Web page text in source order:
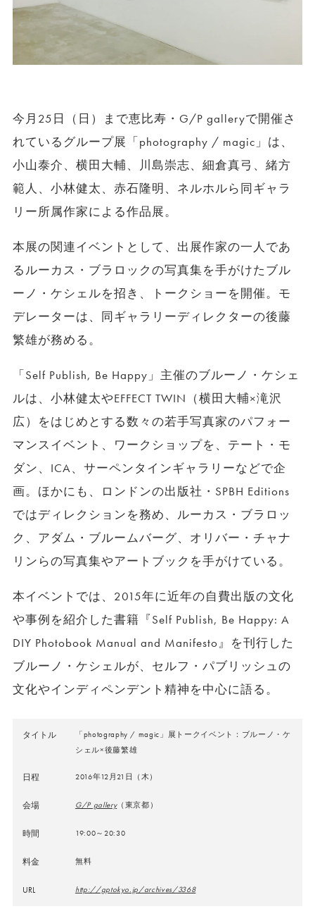
今月25日（日）まで恵比寿・G/P galleryで開催さ
れているグループ展「photography / magic」は、
小山泰介、横田大輔、川島崇志、細倉真弓、緒方
範人、小林健太、赤石隆明、ネルホルら同ギャラ
リー所属作家による作品展。
本展の関連イベントとして、出展作家の一人であ
るルーカス・ブラロックの写真集を手がけたブル
ーノ・ケシェルを招き、トークショーを開催。モ
デレーターは、同ギャラリーディレクターの後藤
繁雄が務める。
「Self Publish, Be Happy」主催のブルーノ・ケシェ
ルは、小林健太やEFFECT TWIN（横田大輔×滝沢
広）をはじめとする数々の若手写真家のパフォー
マンスイベント、ワークショップを、テート・モ
ダン、ICA、サーペンタインギャラリーなどで企
画。ほかにも、ロンドンの出版社・SPBH Editions
ではディレクションを務め、ルーカス・ブラロッ
ク、アダム・ブルームバーグ、オリバー・チャナ
リンらの写真集やアートブックを手がけている。
本イベントでは、2015年に近年の自費出版の文化
や事例を紹介した書籍『Self Publish, Be Happy: A
DIY Photobook Manual and Manifesto』を刊行した
ブルーノ・ケシェルが、セルフ・パブリッシュの
文化やインディペンデント精神を中心に語る。
タイトル
「photography / magic」展トークイベント：ブルーノ・ケ
シェル×後藤繁雄
日程 2016年12月21日（木）
会場 G/P gallery（東京都）
時間 19:00～20:30
料金 無料
URL http://gptokyo.jp/archives/3368